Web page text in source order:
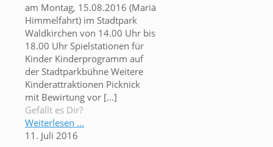
am Montag, 15.08.2016 (Mariä
Himmelfahrt) im Stadtpark
Waldkirchen von 14.00 Uhr bis
18.00 Uhr Spielstationen für
Kinder Kinderprogramm auf
der Stadtparkbühne Weitere
Kinderattraktionen Picknick
mit Bewirtung vor […]
Gefällt es Dir?
Weiterlesen ...
11. Juli 2016